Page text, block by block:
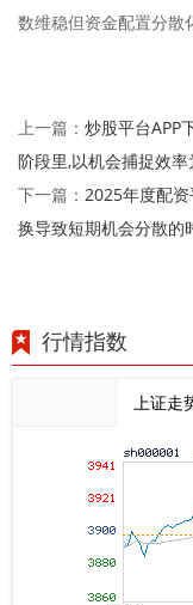
数维稳但资金配置分散
上一篇： 炒股平台APP
阶段里,以机会捕捉效率
下一篇： 2025年度配
换导致短期机会分散的
行情指数
上证走